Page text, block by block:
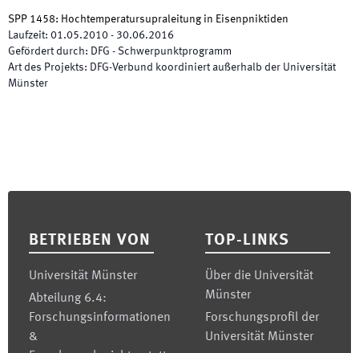
SPP 1458: Hochtemperatursupraleitung in Eisenpniktiden
Laufzeit: 01.05.2010 - 30.06.2016
Gefördert durch: DFG - Schwerpunktprogramm
Art des Projekts: DFG-Verbund koordiniert außerhalb der Universität
Münster
BETRIEBEN VON
Universität Münster
Abteilung 6.4:
Forschungsinformationen
&
TOP-LINKS
Über die Universität
Münster
Forschungsprofil der
Universität Münster